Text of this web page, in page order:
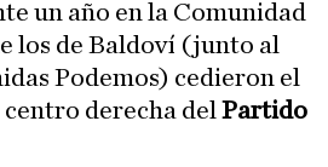
un año en la Comunidad
los de Baldoví (junto al
Podemos) cedieron el
derecha del Partido